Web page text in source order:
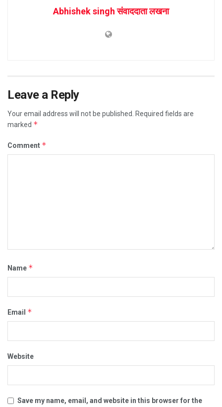
Abhishek singh संवाददाता लखना
Leave a Reply
Your email address will not be published.
Required fields are
marked *
Comment *
Name *
Email *
Website
Save my name, email, and website in this browser for the